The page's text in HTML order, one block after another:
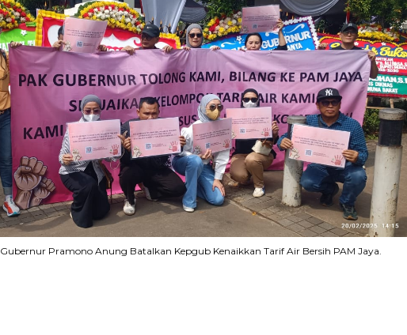
Pramono Anung Batalkan Kepgub Kenaikkan Tarif Air Bersih PAM Jaya.